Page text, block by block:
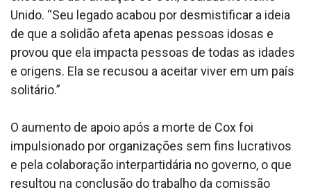
Unido. “Seu legado acabou por desmistificar a ideia
de que a solidão afeta apenas pessoas idosas e
provou que ela impacta pessoas de todas as idades
e origens. Ela se recusou a aceitar viver em um país
solitário.”
O aumento de apoio após a morte de Cox foi
impulsionado por organizações sem fins lucrativos
e pela colaboração interpartidária no governo, o que
resultou na conclusão do trabalho da comissão